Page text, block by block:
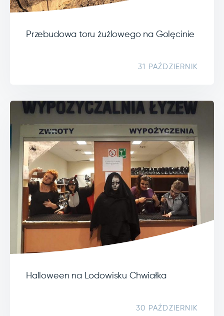
Przebudowa toru żużlowego na Golęcinie
31 PAŹDZIERNIK
Halloween na Lodowisku Chwiałka
30 PAŹDZIERNIK